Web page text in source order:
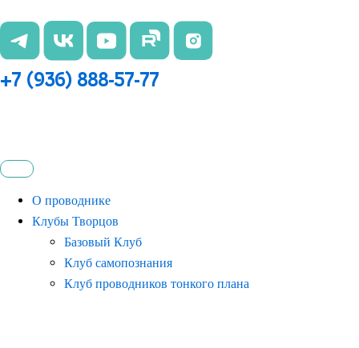
к
содержимому
+7 (936) 888-57-77
О проводнике
Клубы Творцов
Базовый Клуб
Клуб самопознания
Клуб проводников тонкого плана